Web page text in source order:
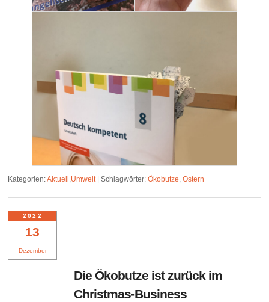
Kategorien:Aktuell Umwelt |Schlagwörter: Ökobutze ,Ostern
13
Dezember
2022
Die Ökobutze ist zurück im
Christmas-Business